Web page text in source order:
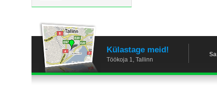
Külastage meid!
Töökoja 1, Tallinn